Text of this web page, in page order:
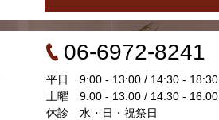
06-6972-8241
平日 9:00 - 13:00 / 14:30 - 18:30
土曜 9:00 - 13:00 / 14:30 - 16:00
休診 水・日・祝祭日